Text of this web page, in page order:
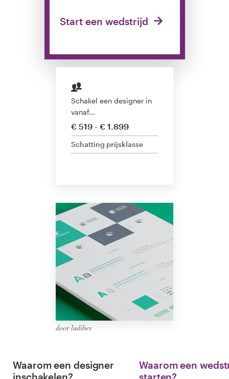
Start een wedstrijd
Schakel een designer in
vanaf...
€ 519 - € 1.899
Schatting prijsklasse
door ludibes
Waarom een designer
inschakelen?
Waarom een
starten?
Ontdek inspiratie
Blader door alle categorieën
Klantenservice
Helpcentrum